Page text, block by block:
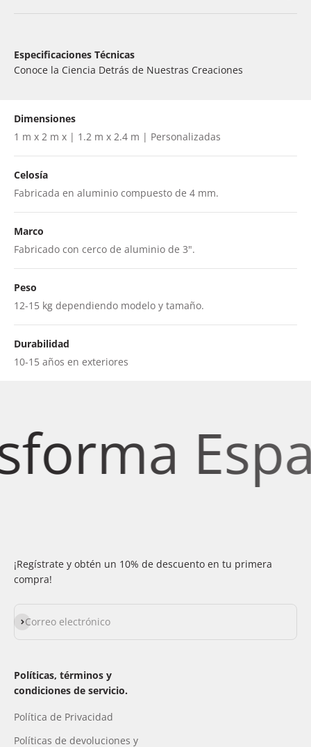
Especificaciones Técnicas
Conoce la Ciencia Detrás de Nuestras Creaciones
Dimensiones
1 m x 2 m x | 1.2 m x 2.4 m | Personalizadas
Celosía
Fabricada en aluminio compuesto de 4 mm.
Marco
Fabricado con cerco de aluminio de 3".
Peso
12-15 kg dependiendo modelo y tamaño.
Durabilidad
10-15 años en exteriores
¡Regístrate y obtén un 10% de descuento en tu primera
compra!
Correo electrónico
Suscribirse
Políticas, términos y
condiciones de servicio.
Política de Privacidad
Políticas de devoluciones y